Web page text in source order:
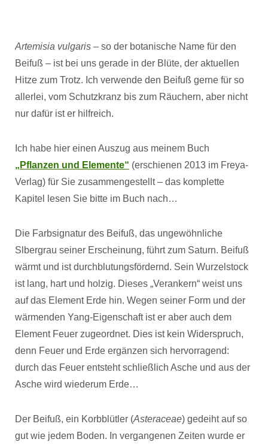
Artemisia vulgaris – so der botanische Name für den
Beifuß – ist bei uns gerade in der Blüte, der aktuellen
Hitze zum Trotz. Ich verwende den Beifuß gerne für so
allerlei, vom Schutzkranz bis zum Räuchern, aber nicht
nur dafür ist er hilfreich.
Ich habe hier einen Auszug aus meinem Buch
„Pflanzen und Elemente“ (erschienen 2013 im Freya-
Verlag) für Sie zusammengestellt – das komplette
Kapitel lesen Sie bitte im Buch nach…
Die Farbsignatur des Beifuß, das ungewöhnliche
Slbergrau seiner Erscheinung, führt zum Saturn. Beifuß
wärmt und ist durchblutungsfördernd. Sein Wurzelstock
ist lang, hart und holzig. Dieses „Verankern“ weist uns
auf das Element Erde hin. Wegen seiner Form und der
wärmenden Yang-Eigenschaft ist er aber auch dem
Element Feuer zugeordnet. Dies ist kein Widerspruch,
denn Feuer und Erde ergänzen sich hervorragend:
durch das Feuer entsteht schließlich Asche und aus der
Asche wird wiederum Erde…
Der Beifuß, ein Korbblütler (Asteraceae) gedeiht auf so
gut wie jedem Boden. In vergangenen Zeiten wurde er